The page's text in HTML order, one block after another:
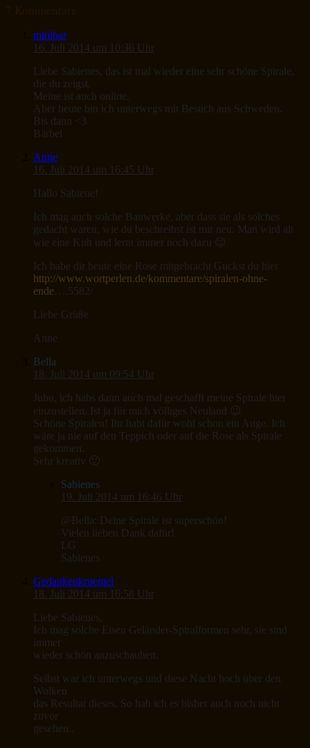
minibar
16. Juli 2014 um 10:36 Uhr
Liebe Sabienes, das ist mal wieder eine sehr schöne Spirale,
die du zeigst.
Meine ist auch online.
Aber heute bin ich unterwegs mit Besuch aus Schweden.
Bis dann <3
Bärbel
Anne
16. Juli 2014 um 16:45 Uhr
Hallo Sabiene!
Ich mag auch solche Bauwerke, aber dass sie als solches
gedacht waren, wie du beschreibst ist mir neu. Man wird alt
wie eine Kuh und lernt immer noch dazu 😉
Ich habe dir heute eine Rose mitgebracht Guckst du hier
http://www.wortperlen.de/kommentare/spiralen-ohne-
ende….5582/
Liebe Grüße
Anne
Bella
18. Juli 2014 um 09:54 Uhr
Juhu, ich habs dann auch mal geschafft meine Spirale hier
einzustellen. Ist ja für mich völliges Neuland 😉
Schöne Spiralen! Ihr habt dafür wohl schon ein Auge. Ich
wäre ja nie auf den Teppich oder auf die Rose als Spirale
gekommen.
Sehr kreativ 🙂
Sabienes
19. Juli 2014 um 16:46 Uhr
@Bella: Deine Spirale ist superschön!
Vielen lieben Dank dafür!
LG
Sabienes
Gedankenkruemel
18. Juli 2014 um 16:58 Uhr
Liebe Sabienes,
Ich mag solche Eisen Geländer-Spiralformen sehr, sie sind
immer
wieder schön anzuschauhen.
Selbst war ich unterwegs und diese Nacht hoch über den
Wolken
das Resultat dieses. So hab ich es bisher auch noch nicht
zuvor
gesehen..